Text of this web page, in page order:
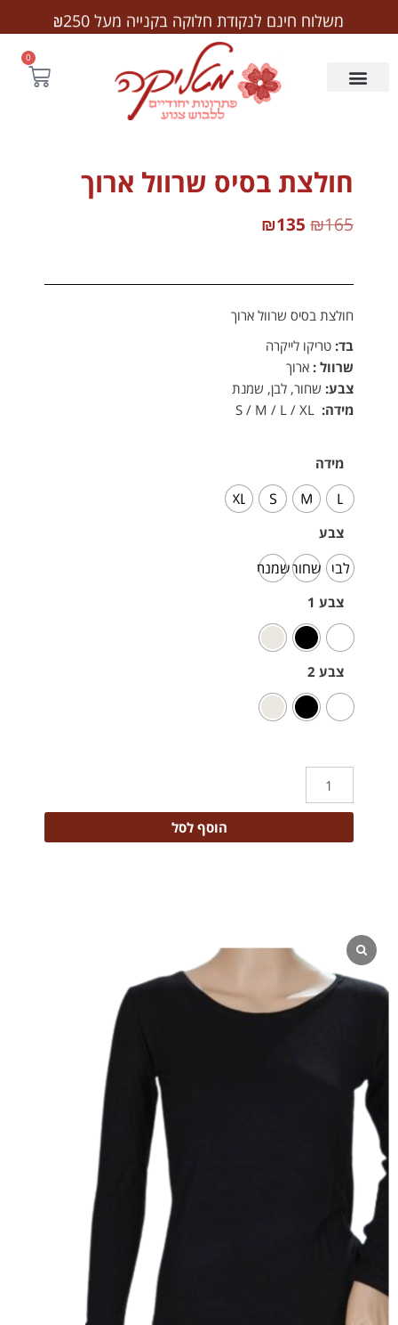
משלוח חינם לנקודת חלוקה בקנייה מעל ₪250
0
חולצת בסיס שרוול ארוך
₪165
₪135
חולצת בסיס שרוול ארוך
בד: טריקו לייקרה
שרוול : ארוך
צבע: שחור, לבן, שמנת
מידה:
מידה
L
M
S
XL
צבע
לבן שחורשמנת
צבע 1
צבע 2
הוסף לסל